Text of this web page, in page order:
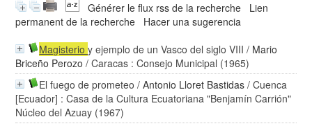
Générer le flux rss de la recherche
Lien
permanent de la recherche
Hacer una sugerencia
Magisterioy ejemplo de un Vasco del siglo VIII / Mario
Briceño Perozo / Caracas : Consejo Municipal (1965)
El fuego de prometeo /Antonio Lloret Bastidas / Cuenca
[Ecuador] : Casa de la Cultura Ecuatoriana "Benjamín Carrión"
Núcleo del Azuay (1967)